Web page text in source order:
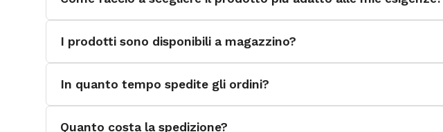
I prodotti sono disponibili a magazzino?
In quanto tempo spedite gli ordini?
Quanto costa la spedizione?